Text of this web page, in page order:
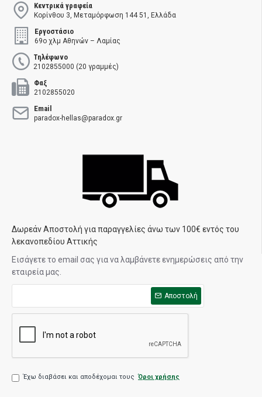
Κεντρικά γραφεία
Κορίνθου 3, Μεταμόρφωση 144 51, Ελλάδα
Εργοστάσιο
69ο χλμ Αθηνών – Λαμίας
Τηλέφωνο
2102855000 (20 γραμμές)
Φαξ
2102855020
Email
paradox-hellas@paradox.gr
Δωρεάν Αποστολή για παραγγελίες άνω των 100€ εντός του
λεκανοπεδίου Αττικής
Εισάγετε το email σας για να λαμβάνετε ενημερώσεις από την
εταιρεία μας.
Αποστολή
Έχω διαβάσει και αποδέχομαι τους Όροι χρήσης